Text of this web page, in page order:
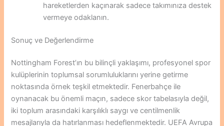
hareketlerden kaçınarak sadece takımınıza destek
vermeye odaklanın.
Sonuç ve Değerlendirme
Nottingham Forest’ın bu bilinçli yaklaşımı, profesyonel spor
kulüplerinin toplumsal sorumluluklarını yerine getirme
noktasında örnek teşkil etmektedir. Fenerbahçe ile
oynanacak bu önemli maçın, sadece skor tabelasıyla değil,
iki toplum arasındaki karşılıklı saygı ve centilmenlik
mesajlarıyla da hatırlanması hedeflenmektedir. UEFA Avrupa